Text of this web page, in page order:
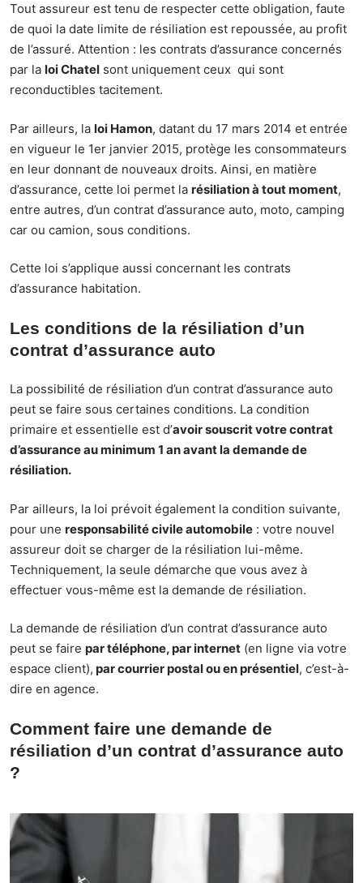
Tout assureur est tenu de respecter cette obligation, faute
de quoi la date limite de résiliation est repoussée, au profit
de l’assuré. Attention : les contrats d’assurance concernés
par la loi Chatel sont uniquement ceux qui sont
reconductibles tacitement.
Par ailleurs, la loi Hamon, datant du 17 mars 2014 et entrée
en vigueur le 1er janvier 2015, protège les consommateurs
en leur donnant de nouveaux droits. Ainsi, en matière
d’assurance, cette loi permet la résiliation à tout moment,
entre autres, d’un contrat d’assurance auto, moto, camping
car ou camion, sous conditions.
Cette loi s’applique aussi concernant les contrats
d’assurance habitation.
Les conditions de la résiliation d’un
contrat d’assurance auto
La possibilité de résiliation d’un contrat d’assurance auto
peut se faire sous certaines conditions. La condition
primaire et essentielle est d’avoir souscrit votre contrat
d’assurance au minimum 1 an avant la demande de
résiliation.
Par ailleurs, la loi prévoit également la condition suivante,
pour une responsabilité civile automobile : votre nouvel
assureur doit se charger de la résiliation lui-même.
Techniquement, la seule démarche que vous avez à
effectuer vous-même est la demande de résiliation.
La demande de résiliation d’un contrat d’assurance auto
peut se faire par téléphone, par internet (en ligne via votre
espace client), par courrier postal ou en présentiel, c’est-à-
dire en agence.
Comment faire une demande de
résiliation d’un contrat d’assurance auto
?